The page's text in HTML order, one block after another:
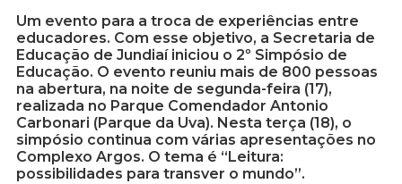
Um evento para a troca de experiências entre
educadores. Com esse objetivo, a Secretaria de
Educação de Jundiaí iniciou o 2º Simpósio de
Educação. O evento reuniu mais de 800 pessoas
na abertura, na noite de segunda-feira (17),
realizada no Parque Comendador Antonio
Carbonari (Parque da Uva). Nesta terça (18), o
simpósio continua com várias apresentações no
Complexo Argos. O tema é “Leitura:
possibilidades para transver o mundo”.